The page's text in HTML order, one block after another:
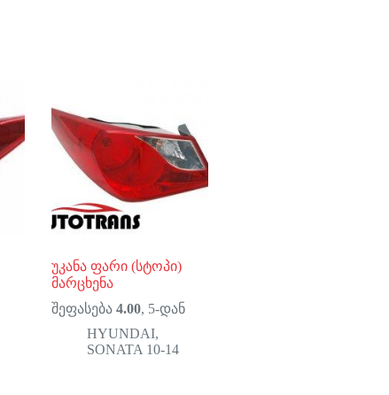
უკანა ფარი (სტოპი)
მარცხენა
შეფასება4.00, 5-დან
HYUNDAI,
SONATA 10-14